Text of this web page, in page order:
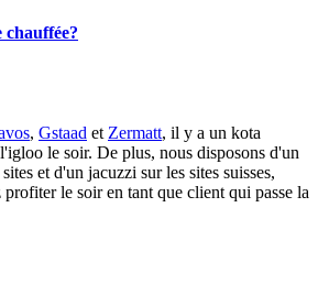
chauffée?
, Gstaad et Zermatt, il y a un kota
le soir. De plus, nous disposons d'un
et d'un jacuzzi sur les sites suisses,
le soir en tant que client qui passe la